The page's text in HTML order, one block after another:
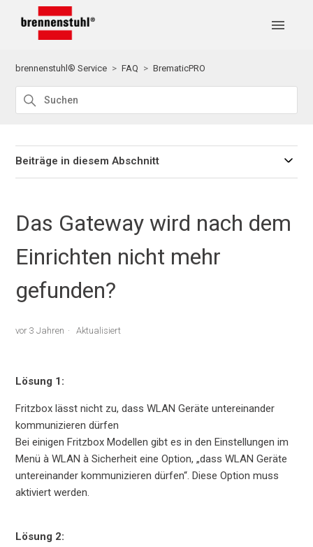
brennenstuhl® Service FAQ BrematicPRO
Beiträge in diesem Abschnitt
Das Gateway wird nach dem
Einrichten nicht mehr
gefunden?
vor 3 Jahren Aktualisiert
Lösung 1:
Fritzbox lässt nicht zu, dass WLAN Geräte untereinander
kommunizieren dürfen
Bei einigen Fritzbox Modellen gibt es in den Einstellungen im
Menü à WLAN à Sicherheit eine Option, „dass WLAN Geräte
untereinander kommunizieren dürfen“. Diese Option muss
aktiviert werden.
Lösung 2: